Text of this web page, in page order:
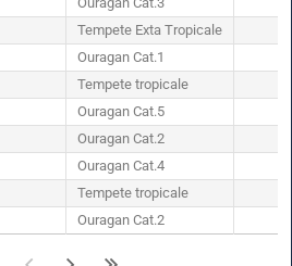
Tempete Exta Tropicale
Ouragan Cat.1
Tempete tropicale
Ouragan Cat.5
Ouragan Cat.2
Ouragan Cat.4
Tempete tropicale
Ouragan Cat.2